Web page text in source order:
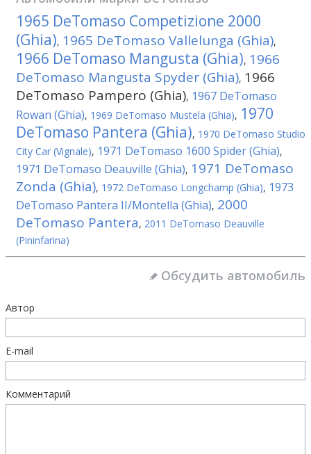
1965 DeTomaso Competizione 2000
(Ghia), 1965 DeTomaso Vallelunga (Ghia),
1966 DeTomaso Mangusta (Ghia), 1966
DeTomaso Mangusta Spyder (Ghia), 1966
DeTomaso Pampero (Ghia), 1967 DeTomaso
Rowan (Ghia), 1969 DeTomaso Mustela (Ghia), 1970
DeTomaso Pantera (Ghia), 1970 DeTomaso Studio
City Car (Vignale), 1971 DeTomaso 1600 Spider (Ghia),
1971 DeTomaso Deauville (Ghia), 1971 DeTomaso
Zonda (Ghia), 1972 DeTomaso Longchamp (Ghia), 1973
DeTomaso Pantera II/Montella (Ghia), 2000
DeTomaso Pantera, 2011 DeTomaso Deauville
(Pininfarina)
Обсудить автомобиль
Автор
E-mail
Комментарий